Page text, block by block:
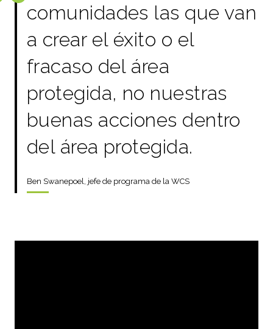
comunidades las que van
a crear el éxito o el
fracaso del área
protegida, no nuestras
buenas acciones dentro
del área protegida.
Ben Swanepoel, jefe de programa de la WCS